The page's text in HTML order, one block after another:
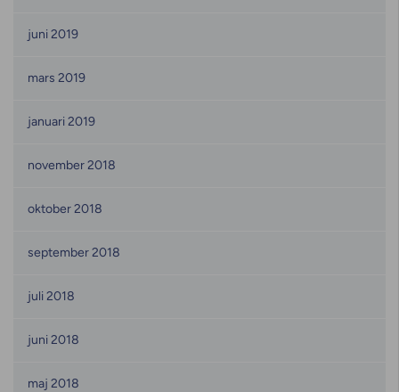
juni 2019
mars 2019
januari 2019
november 2018
oktober 2018
september 2018
juli 2018
juni 2018
maj 2018